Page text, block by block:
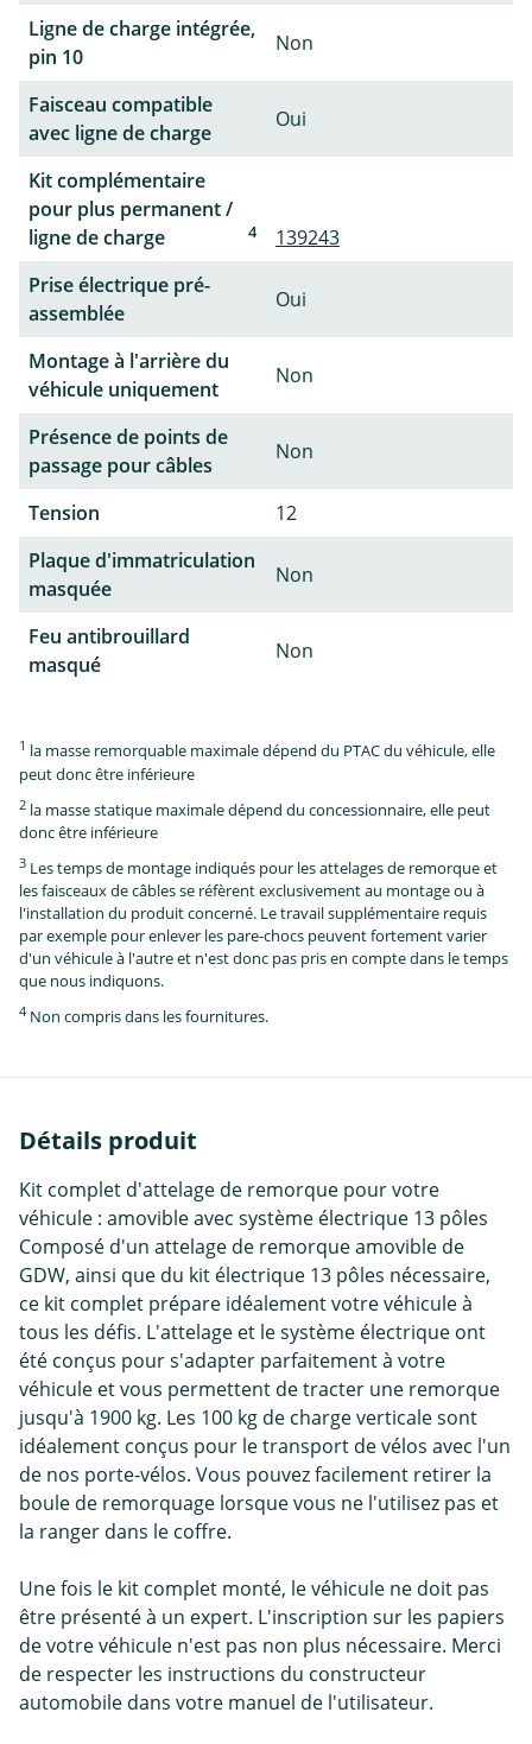
Ligne de charge intégrée,
pin 10
Non
Faisceau compatible
avec ligne de charge
Oui
Kit complémentaire
pour plus permanent /
ligne de charge
4
139243
Prise électrique pré-
assemblée
Oui
Montage à l'arrière du
véhicule uniquement
Non
Présence de points de
passage pour câbles
Non
Tension
12
Plaque d'immatriculation
masquée
Non
Feu antibrouillard
masqué
Non
1 la masse remorquable maximale dépend du PTAC du véhicule, elle
peut donc être inférieure
2 la masse statique maximale dépend du concessionnaire, elle peut
donc être inférieure
3 Les temps de montage indiqués pour les attelages de remorque et
les faisceaux de câbles se réfèrent exclusivement au montage ou à
l'installation du produit concerné. Le travail supplémentaire requis
par exemple pour enlever les pare-chocs peuvent fortement varier
d'un véhicule à l'autre et n'est donc pas pris en compte dans le temps
que nous indiquons.
4 Non compris dans les fournitures.
Détails produit
Kit complet d'attelage de remorque pour votre
véhicule : amovible avec système électrique 13 pôles
Composé d'un attelage de remorque amovible de
GDW, ainsi que du kit électrique 13 pôles nécessaire,
ce kit complet prépare idéalement votre véhicule à
tous les défis. L'attelage et le système électrique ont
été conçus pour s'adapter parfaitement à votre
véhicule et vous permettent de tracter une remorque
jusqu'à 1900 kg. Les 100 kg de charge verticale sont
idéalement conçus pour le transport de vélos avec l'un
de nos porte-vélos. Vous pouvez facilement retirer la
boule de remorquage lorsque vous ne l'utilisez pas et
la ranger dans le coffre.
Une fois le kit complet monté, le véhicule ne doit pas
être présenté à un expert. L'inscription sur les papiers
de votre véhicule n'est pas non plus nécessaire. Merci
de respecter les instructions du constructeur
automobile dans votre manuel de l'utilisateur.